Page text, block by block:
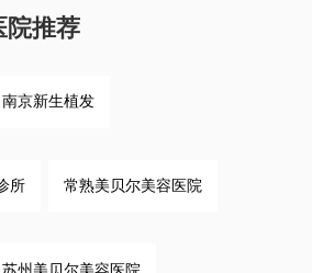
院推荐
南京新生植发
所 常熟美贝尔美容医院
苏州美贝尔美容医院